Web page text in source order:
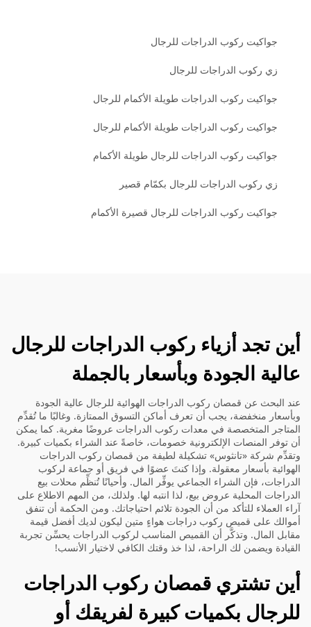
جواكيت ركوب الدراجات للرجال
زي ركوب الدراجات للرجال
جواكيت ركوب الدراجات طويلة الأكمام للرجال
جواكيت ركوب الدراجات طويلة الأكمام للرجال
جواكيت ركوب الدراجات للرجال طويلة الأكمام
زي ركوب الدراجات للرجال بكمّام قصير
جواكيت ركوب الدراجات للرجال قصيرة الأكمام
أين تجد أزياء ركوب الدراجات للرجال
عالية الجودة وبأسعار بالجملة
عند البحث عن قمصان ركوب الدراجات الهوائية للرجال عالية الجودة
وبأسعار منخفضة، يجب أن تعرف أماكن التسوق الممتازة. وغالبًا ما تُقدِّم
المتاجر المتخصصة في معدات ركوب الدراجات عروضًا مغرية. كما يمكن
أن توفر المنصات الإلكترونية خصومات، خاصةً عند الشراء بكميات كبيرة.
وتقدِّم شركة «تانثوس» تشكيلة لطيفة من قمصان ركوب الدراجات
الهوائية بأسعار معقولة. وإذا كنتَ عضوًا في فريق أو جماعة لركوب
الدراجات، فإن الشراء الجماعي يوفِّر المال. وأحيانًا تُنظِّم محلات بيع
الدراجات المحلية عروض بيع، لذا انتبه لها. ولذلك، من المهم الاطلاع على
آراء العملاء للتأكد من أن الجودة تلائم احتياجاتك. ومن الحكمة أن تنفق
أموالك على قميص ركوب دراجات هواءٍ متين ليكون لديك أفضل قيمة
مقابل المال. وتذكَّر أن القميص المناسب لركوب الدراجات يحسِّن تجربة
القيادة ويضمن لك الراحة، لذا خذ وقتك الكافي لاختيار الأنسب!
أين تشتري قمصان ركوب الدراجات
للرجال بكميات كبيرة لفريقك أو